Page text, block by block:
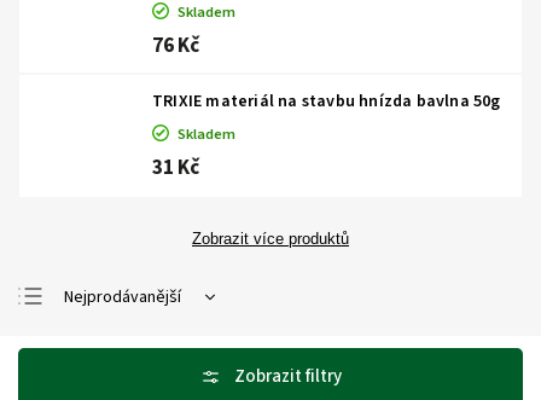
Skladem
76 Kč
TRIXIE materiál na stavbu hnízda bavlna 50g
Skladem
31 Kč
Zobrazit více produktů
Nejprodávanější